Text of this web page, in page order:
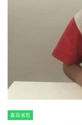
書寫省思